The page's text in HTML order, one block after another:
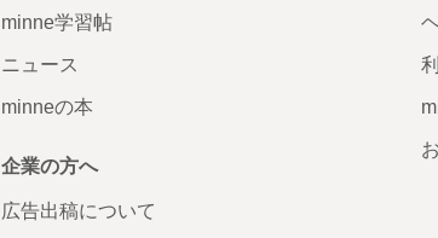
minne学習帖
ニュース
minneの本
企業の方へ
広告出稿について